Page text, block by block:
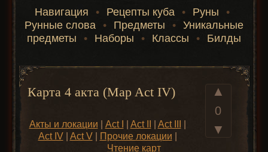
Навигация • Рецепты куба • Руны
•
Рунные слова
• Предметы • Уникальные
предметы
• Наборы • Классы • Билды
▲
0
▼
Карта 4 акта (Map Act IV)
Акты и локации | Act I | Act II | Act III |
Act IV| Act V| Прочие локации |
Чтение карт